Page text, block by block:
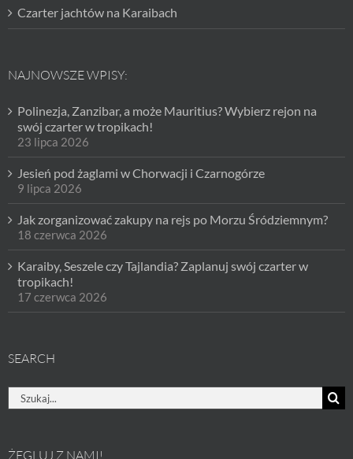
Czarter jachtów na Karaibach
NAJNOWSZE WPISY:
Polinezja, Zanzibar, a może Mauritius? Wybierz rejon na
swój czarter w tropikach!
23 lipca 2026
Jesień pod żaglami w Chorwacji i Czarnogórze
9 lipca 2026
Jak zorganizować zakupy na rejs po Morzu Śródziemnym?
18 czerwca 2026
Karaiby, Seszele czy Tajlandia? Zaplanuj swój czarter w
tropikach!
17 czerwca 2026
SEARCH
Szukaj
ŻEGLUJ Z NAMI!